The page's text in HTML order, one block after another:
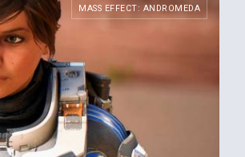
MASS EFFECT: ANDROMEDA